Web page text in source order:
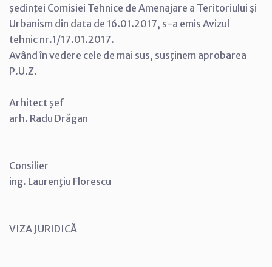
şedinţei Comisiei Tehnice de Amenajare a Teritoriului şi
Urbanism din data de 16.01.2017, s-a emis Avizul
tehnic nr.1/17.01.2017.
Având în vedere cele de mai sus, susţinem aprobarea
P.U.Z.
Arhitect şef
arh. Radu Drăgan
Consilier
ing. Laurenţiu Florescu
VIZA JURIDICĂ